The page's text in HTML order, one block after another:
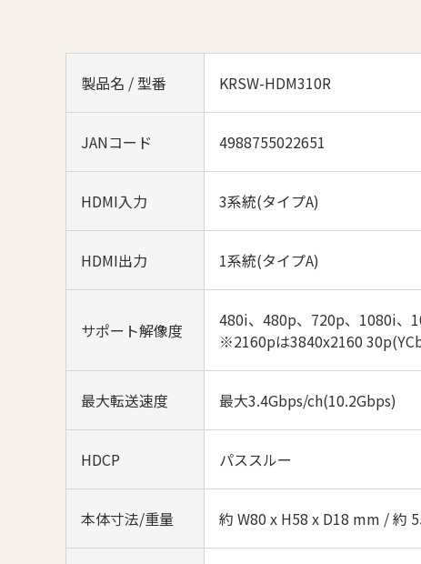
製品名 / 型番 KRSW-HDM310R
JANコード 4988755022651
HDMI入力 3系統(タイプA)
HDMI出力 1系統(タイプA)
サポート解像度
480i、480p、720p、1080i、
※2160pは3840x2160
最大転送速度 最大3.4Gbps/ch(10.2Gbps)
HDCP パススルー
本体寸法/重量 約 W80 x H58 x D18 mm / 約